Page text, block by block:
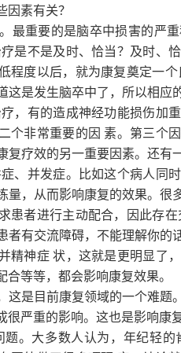
素有关？
最重要的是脑卒中损害的严
是不是及时、恰当？及时、
程度以后，就为康复奠定一
这是发生脑卒中了，所以相
，有的造成神经功能损伤加
个非常重要的因 素。第三个
复疗效的另一重要因素。还
、并发症。比如这个病人同
量，从而影响康复的效果。
患者进行主动配合，因此存
者有交流障碍，不能理解你
精神症 状，这就是更明显了
等等，都会影响康复效果。
这是目前康复领域的一个难
严重的影响。这也是影响康
。大多数人认为，年纪轻